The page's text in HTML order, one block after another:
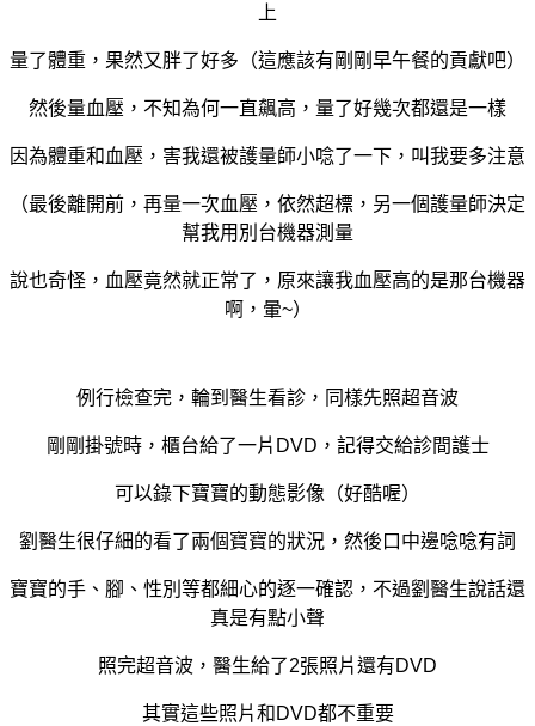
上
量了體重，果然又胖了好多（這應該有剛剛早午餐的貢獻吧）
然後量血壓，不知為何一直飆高，量了好幾次都還是一樣
因為體重和血壓，害我還被護量師小唸了一下，叫我要多注意
（最後離開前，再量一次血壓，依然超標，另一個護量師決定
幫我用別台機器測量
說也奇怪，血壓竟然就正常了，原來讓我血壓高的是那台機器
啊，暈~）
例行檢查完，輪到醫生看診，同樣先照超音波
剛剛掛號時，櫃台給了一片DVD，記得交給診間護士
可以錄下寶寶的動態影像（好酷喔）
劉醫生很仔細的看了兩個寶寶的狀況，然後口中邊唸唸有詞
寶寶的手、腳、性別等都細心的逐一確認，不過劉醫生說話還
真是有點小聲
照完超音波，醫生給了2張照片還有DVD
其實這些照片和DVD都不重要